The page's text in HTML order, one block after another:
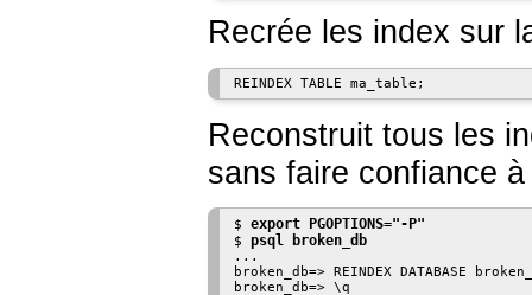
Recrée les index sur
Reconstruit tous les
sans faire confiance
$ export PGOPTIONS="-P"
$ psql broken_db
...
broken_db=> REINDEX DATABASE